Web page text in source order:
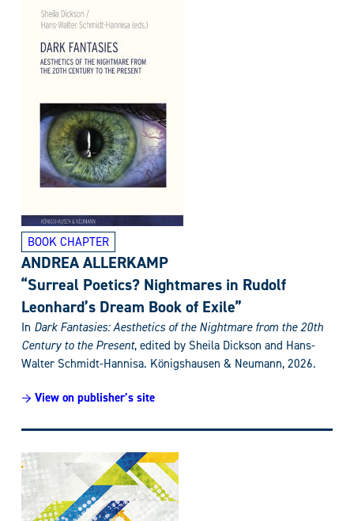
BOOK CHAPTER
ANDREA ALLERKAMP
“Surreal Poetics? Nightmares in Rudolf
Leonhard’s Dream Book of Exile”
In Dark Fantasies: Aesthetics of the Nightmare from the 20th
Century to the Present, edited by Sheila Dickson and Hans-
Walter Schmidt-Hannisa. Königshausen & Neumann, 2026.
→ View on publisher’s site